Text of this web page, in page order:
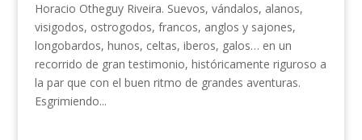
Horacio Otheguy Riveira. Suevos, vándalos, alanos,
visigodos, ostrogodos, francos, anglos y sajones,
longobardos, hunos, celtas, iberos, galos… en un
recorrido de gran testimonio, históricamente riguroso a
la par que con el buen ritmo de grandes aventuras.
Esgrimiendo...